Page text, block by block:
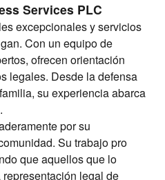
Services PLC
excepcionales y servicios
Con un equipo de
ofrecen orientación
legales. Desde la defensa
su experiencia abarca
por su
Su trabajo pro
que aquellos que lo
legal de